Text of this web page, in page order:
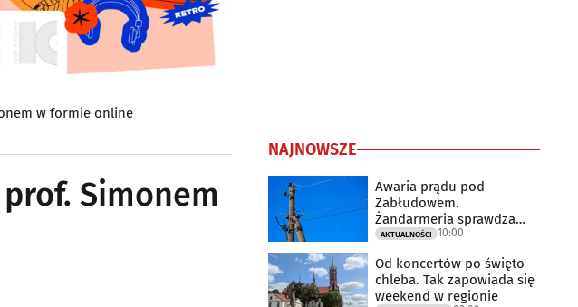
w formie online
Simonem
NAJNOWSZE
Awaria prądu pod
Zabłudowem.
Żandarmeria sprawdza
udział śmigłowca
AKTUALNOŚCI 10:00
Od koncertów po święto
chleba. Tak zapowiada się
weekend w regionie